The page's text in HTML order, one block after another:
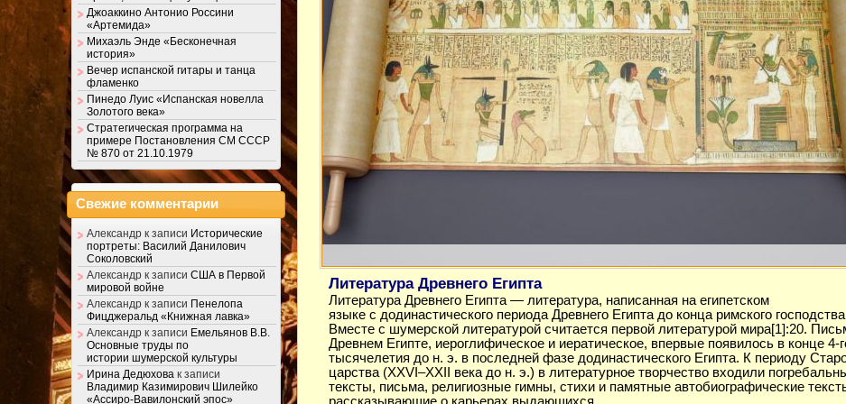
Литература Древнего Египта
Литература Древнего Египта — литература, написанная на египетском
языке с додинастического периода Древнего Египта до конца римского
Вместе с шумерской литературой считается первой литературой мира[1]:20.
Древнем Египте, иероглифическое и иератическое, впервые появилось в конце 4-
тысячелетия до н. э. в последней фазе додинастического Египта. К периоду
царства (XXVI–XXII века до н. э.) в литературное творчество входили
тексты, письма, религиозные гимны, стихи и памятные автобиографические
Джоаккино Антонио Россини
«Артемида»
Михаэль Энде «Бесконечная
история»
Вечер испанской гитары и танца
фламенко
Пинедо Луис «Испанская новелла
Золотого века»
Стратегическая программа на
примере Постановления СМ СССР
№ 870 от 21.10.1979
Свежие комментарии
Александр к записи Исторические
портреты: Василий Данилович
Соколовский
Александр к записи США в Первой
мировой войне
Александр к записи Пенелопа
Фицджеральд «Книжная лавка»
Александр к записи Емельянов В.В.
Основные труды по
истории шумерской культуры
Ирина Дедюхова к записи
Владимир Казимирович Шилейко
«Ассиро-Вавилонский эпос»